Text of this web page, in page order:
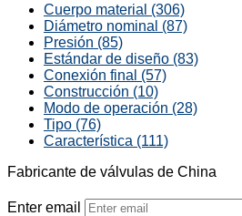
Cuerpo material (306)
Diámetro nominal (87)
Presión (85)
Estándar de diseño (83)
Conexión final (57)
Construcción (10)
Modo de operación (28)
Tipo (76)
Característica (111)
Fabricante de válvulas de China
Enter email